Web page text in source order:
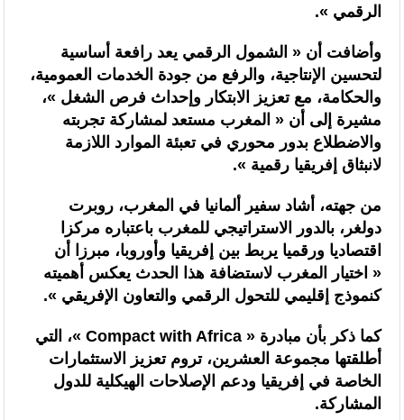
الرقمي ».
وأضافت أن « الشمول الرقمي يعد رافعة أساسية
لتحسين الإنتاجية، والرفع من جودة الخدمات العمومية،
والحكامة، مع تعزيز الابتكار وإحداث فرص الشغل »،
مشيرة إلى أن « المغرب مستعد لمشاركة تجربته
والاضطلاع بدور محوري في تعبئة الموارد اللازمة
لانبثاق إفريقيا رقمية ».
من جهته، أشاد سفير ألمانيا في المغرب، روبرت
دولغر، بالدور الاستراتيجي للمغرب باعتباره مركزا
اقتصاديا ورقميا يربط بين إفريقيا وأوروبا، مبرزا أن
« اختيار المغرب لاستضافة هذا الحدث يعكس أهميته
كنموذج إقليمي للتحول الرقمي والتعاون الإفريقي ».
كما ذكر بأن مبادرة « Compact with Africa »، التي
أطلقتها مجموعة العشرين، تروم تعزيز الاستثمارات
الخاصة في إفريقيا ودعم الإصلاحات الهيكلية للدول
المشاركة.